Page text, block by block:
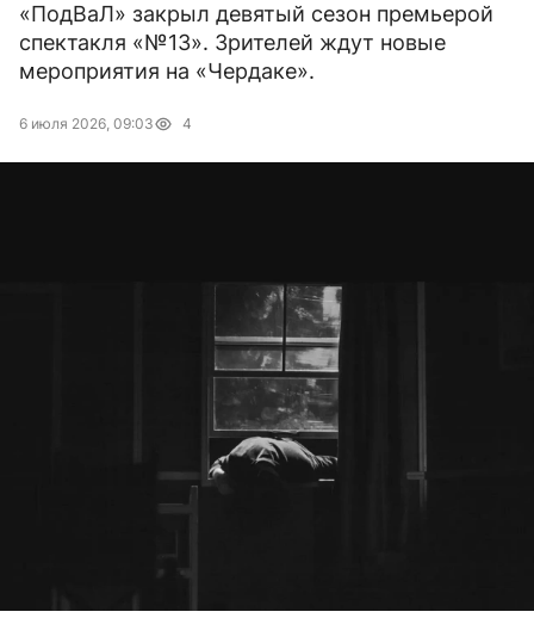
«ПодВаЛ» закрыл девятый сезон премьерой
спектакля «№13». Зрителей ждут новые
мероприятия на «Чердаке».
6 июля 2026, 09:03 4